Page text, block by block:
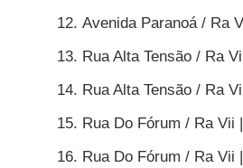
Avenida Paranoá / Ra
Rua Alta Tensão / Ra
Rua Alta Tensão / Ra
Rua Do Fórum / Ra Vii
Rua Do Fórum / Ra Vii